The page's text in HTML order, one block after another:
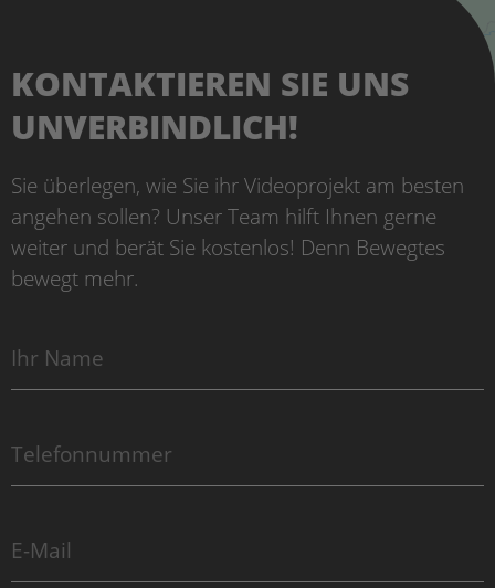
Platform&eRecht24
KONTAKTIEREN SIE UNS
UNVERBINDLICH!
Sie überlegen, wie Sie ihr Videoprojekt am besten
angehen sollen? Unser Team hilft Ihnen gerne
weiter und berät Sie kostenlos! Denn Bewegtes
bewegt mehr.